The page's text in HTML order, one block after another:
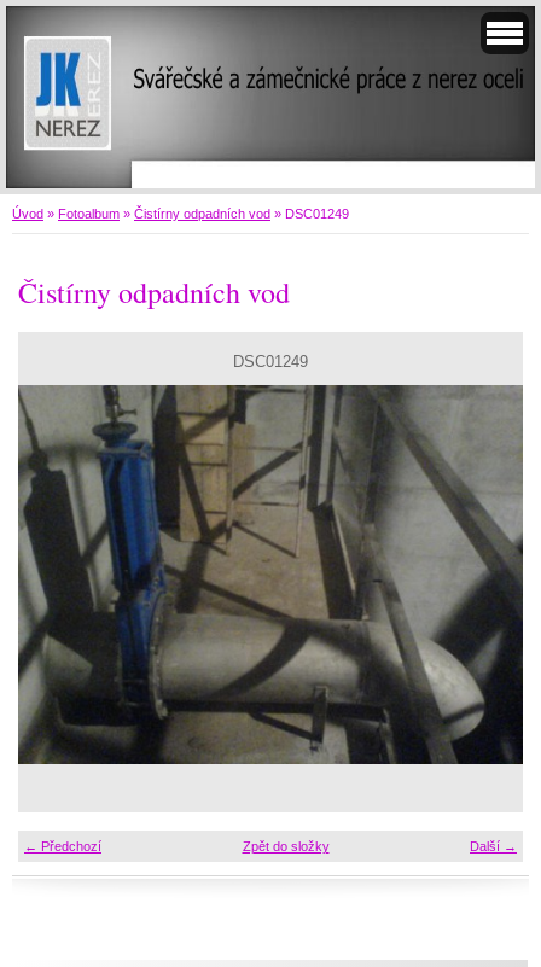
Úvod » Fotoalbum » Čistírny odpadních vod » DSC01249
Čistírny odpadních vod
DSC01249
← Předchozí Další →
Zpět do složky